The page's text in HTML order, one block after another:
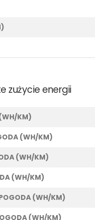
zużycie energii
KM)
(WH/KM)
(WH/KM)
(WH/KM)
(WH/KM)
(WH/KM)